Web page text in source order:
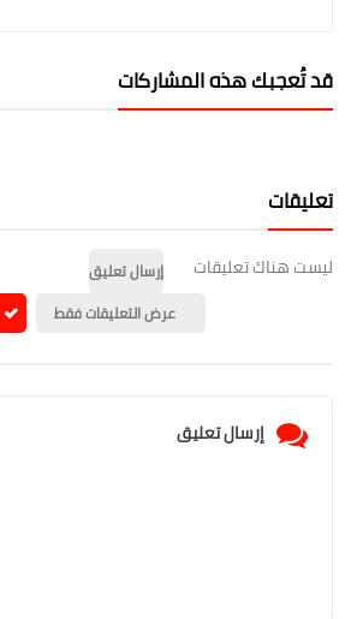
قد تُعجبك هذه المشاركات
تعليقات
ليست هناك تعليقات
إرسال تعليق
عرض التعليقات فقط
إرسال تعليق